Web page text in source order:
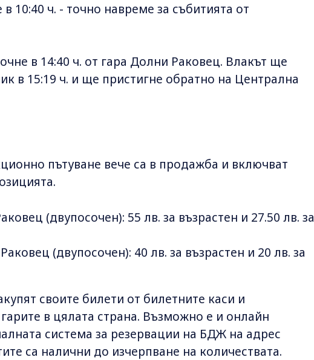
10:40 ч. - точно навреме за събитията от
в 14:40 ч. от гара Долни Раковец. Влакът ще
в 15:19 ч. и ще пристигне обратно на Централна
пътуване вече са в продажба и включват
(двупосочен): 55 лв. за възрастен и 27.50 лв. за
(двупосочен): 40 лв. за възрастен и 20 лв. за
своите билети от билетните каси и
в цялата страна. Възможно е и онлайн
система за резервации на БДЖ на адрес
са налични до изчерпване на количествата.